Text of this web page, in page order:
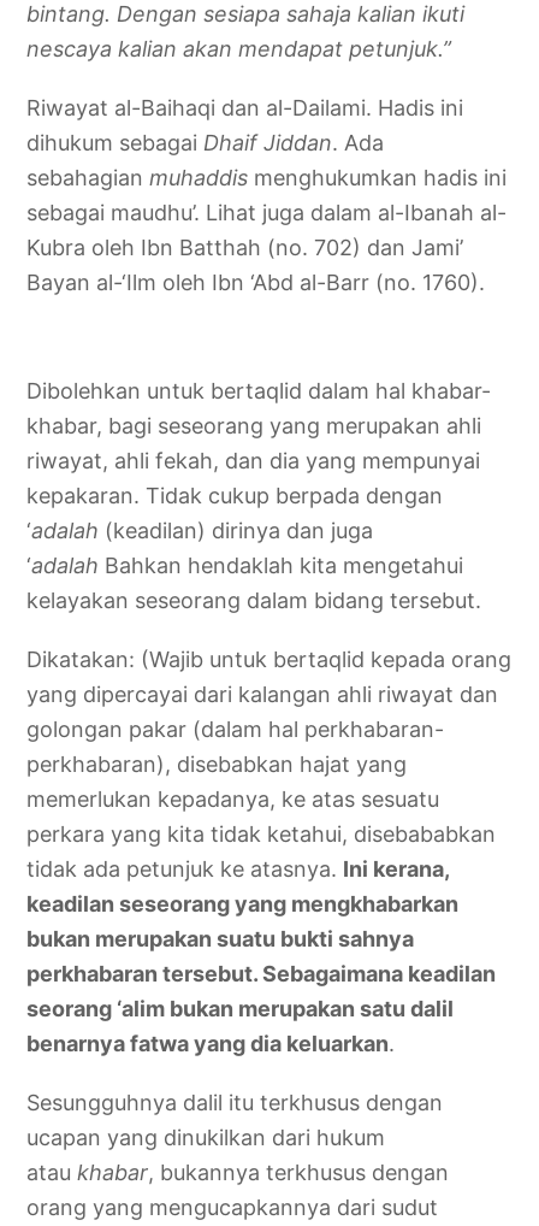
bintang. Dengan sesiapa sahaja kalian ikuti
nescaya kalian akan mendapat petunjuk.”
Riwayat al-Baihaqi dan al-Dailami. Hadis ini
dihukum sebagaiDhaif Jiddan. Ada
sebahagianmuhaddis menghukumkan hadis ini
sebagai maudhu’. Lihat juga dalam al-Ibanah al-
Kubra oleh Ibn Batthah (no. 702) dan Jami’
Bayan al-‘Ilm oleh Ibn ‘Abd al-Barr (no. 1760).
Dibolehkan untuk bertaqlid dalam hal khabar-
khabar, bagi seseorang yang merupakan ahli
riwayat, ahli fekah, dan dia yang mempunyai
kepakaran. Tidak cukup berpada dengan
‘adalah (keadilan) dirinya dan juga
‘adalah Bahkan hendaklah kita mengetahui
kelayakan seseorang dalam bidang tersebut.
Dikatakan: (Wajib untuk bertaqlid kepada orang
yang dipercayai dari kalangan ahli riwayat dan
golongan pakar (dalam hal perkhabaran-
perkhabaran), disebabkan hajat yang
memerlukan kepadanya, ke atas sesuatu
perkara yang kita tidak ketahui, disebababkan
tidak ada petunjuk ke atasnya. Ini kerana,
keadilan seseorang yang mengkhabarkan
bukan merupakan suatu bukti sahnya
perkhabaran tersebut. Sebagaimana keadilan
seorang ‘alim bukan merupakan satu dalil
benarnya fatwa yang dia keluarkan.
Sesungguhnya dalil itu terkhusus dengan
ucapan yang dinukilkan dari hukum
ataukhabar, bukannya terkhusus dengan
orang yang mengucapkannya dari sudut